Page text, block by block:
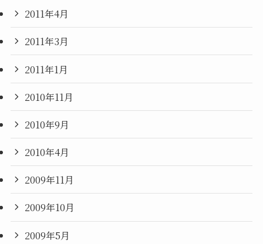
2011年4月
2011年3月
2011年1月
2010年11月
2010年9月
2010年4月
2009年11月
2009年10月
2009年5月